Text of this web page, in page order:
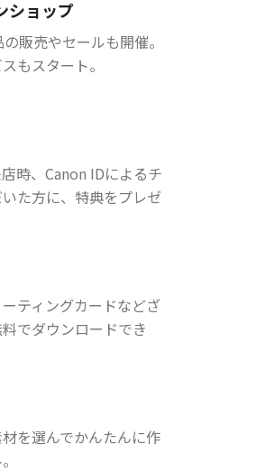
ショップ
販売やセールも開催。
もスタート。
時、Canon IDによるチ
た方に、特典をプレゼ
ティングカードなどざ
でダウンロードでき
を選んでかんたんに作